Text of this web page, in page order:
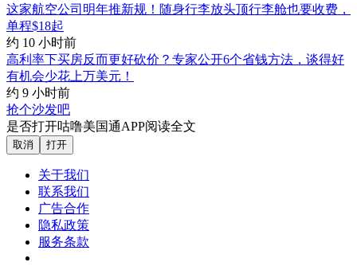
这家航空公司明年推新规！随身行李放头顶行李舱也要收费，
单程$18起
约 10 小时前
高利率下买房反而更好砍价？专家公开6个省钱方法，谈得好
有机会少花上万美元！
约 9 小时前
抢个沙发吧
是否打开咕噜美国通APP阅读全文
取消 打开
关于我们
联系我们
广告合作
隐私政策
服务条款